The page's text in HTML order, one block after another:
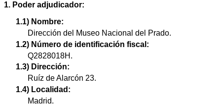
1. Poder adjudicador:
1.1) Nombre:
Dirección del Museo Nacional del Prado.
1.2) Número de identificación fiscal:
Q2828018H.
1.3) Dirección:
Ruíz de Alarcón 23.
1.4) Localidad:
Madrid.